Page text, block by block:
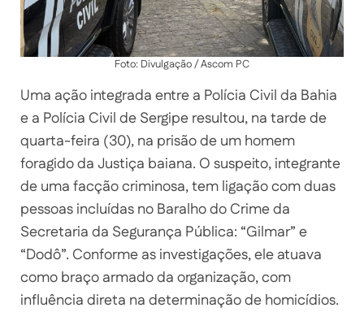
Foto: Divulgação / Ascom PC
Uma ação integrada entre a Polícia Civil da Bahia
e a Polícia Civil de Sergipe resultou, na tarde de
quarta-feira (30), na prisão de um homem
foragido da Justiça baiana. O suspeito, integrante
de uma facção criminosa, tem ligação com duas
pessoas incluídas no Baralho do Crime da
Secretaria da Segurança Pública: “Gilmar” e
“Dodô”. Conforme as investigações, ele atuava
como braço armado da organização, com
influência direta na determinação de homicídios.